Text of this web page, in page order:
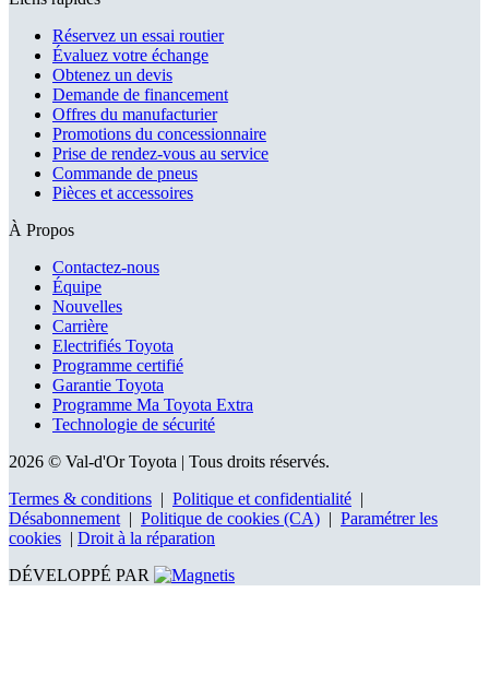
Réservez un essai routier
Évaluez votre échange
Obtenez un devis
Demande de financement
Offres du manufacturier
Promotions du concessionnaire
Prise de rendez-vous au service
Commande de pneus
Pièces et accessoires
À Propos
Contactez-nous
Équipe
Nouvelles
Carrière
Electrifiés Toyota
Programme certifié
Garantie Toyota
Programme Ma Toyota Extra
Technologie de sécurité
2026 © Val-d'Or Toyota | Tous droits réservés.
Termes & conditions
Politique et confidentialité
Désabonnement| Politique de cookies (CA)
Paramétrer les
cookies
Droit à la réparation
DÉVELOPPÉ PAR